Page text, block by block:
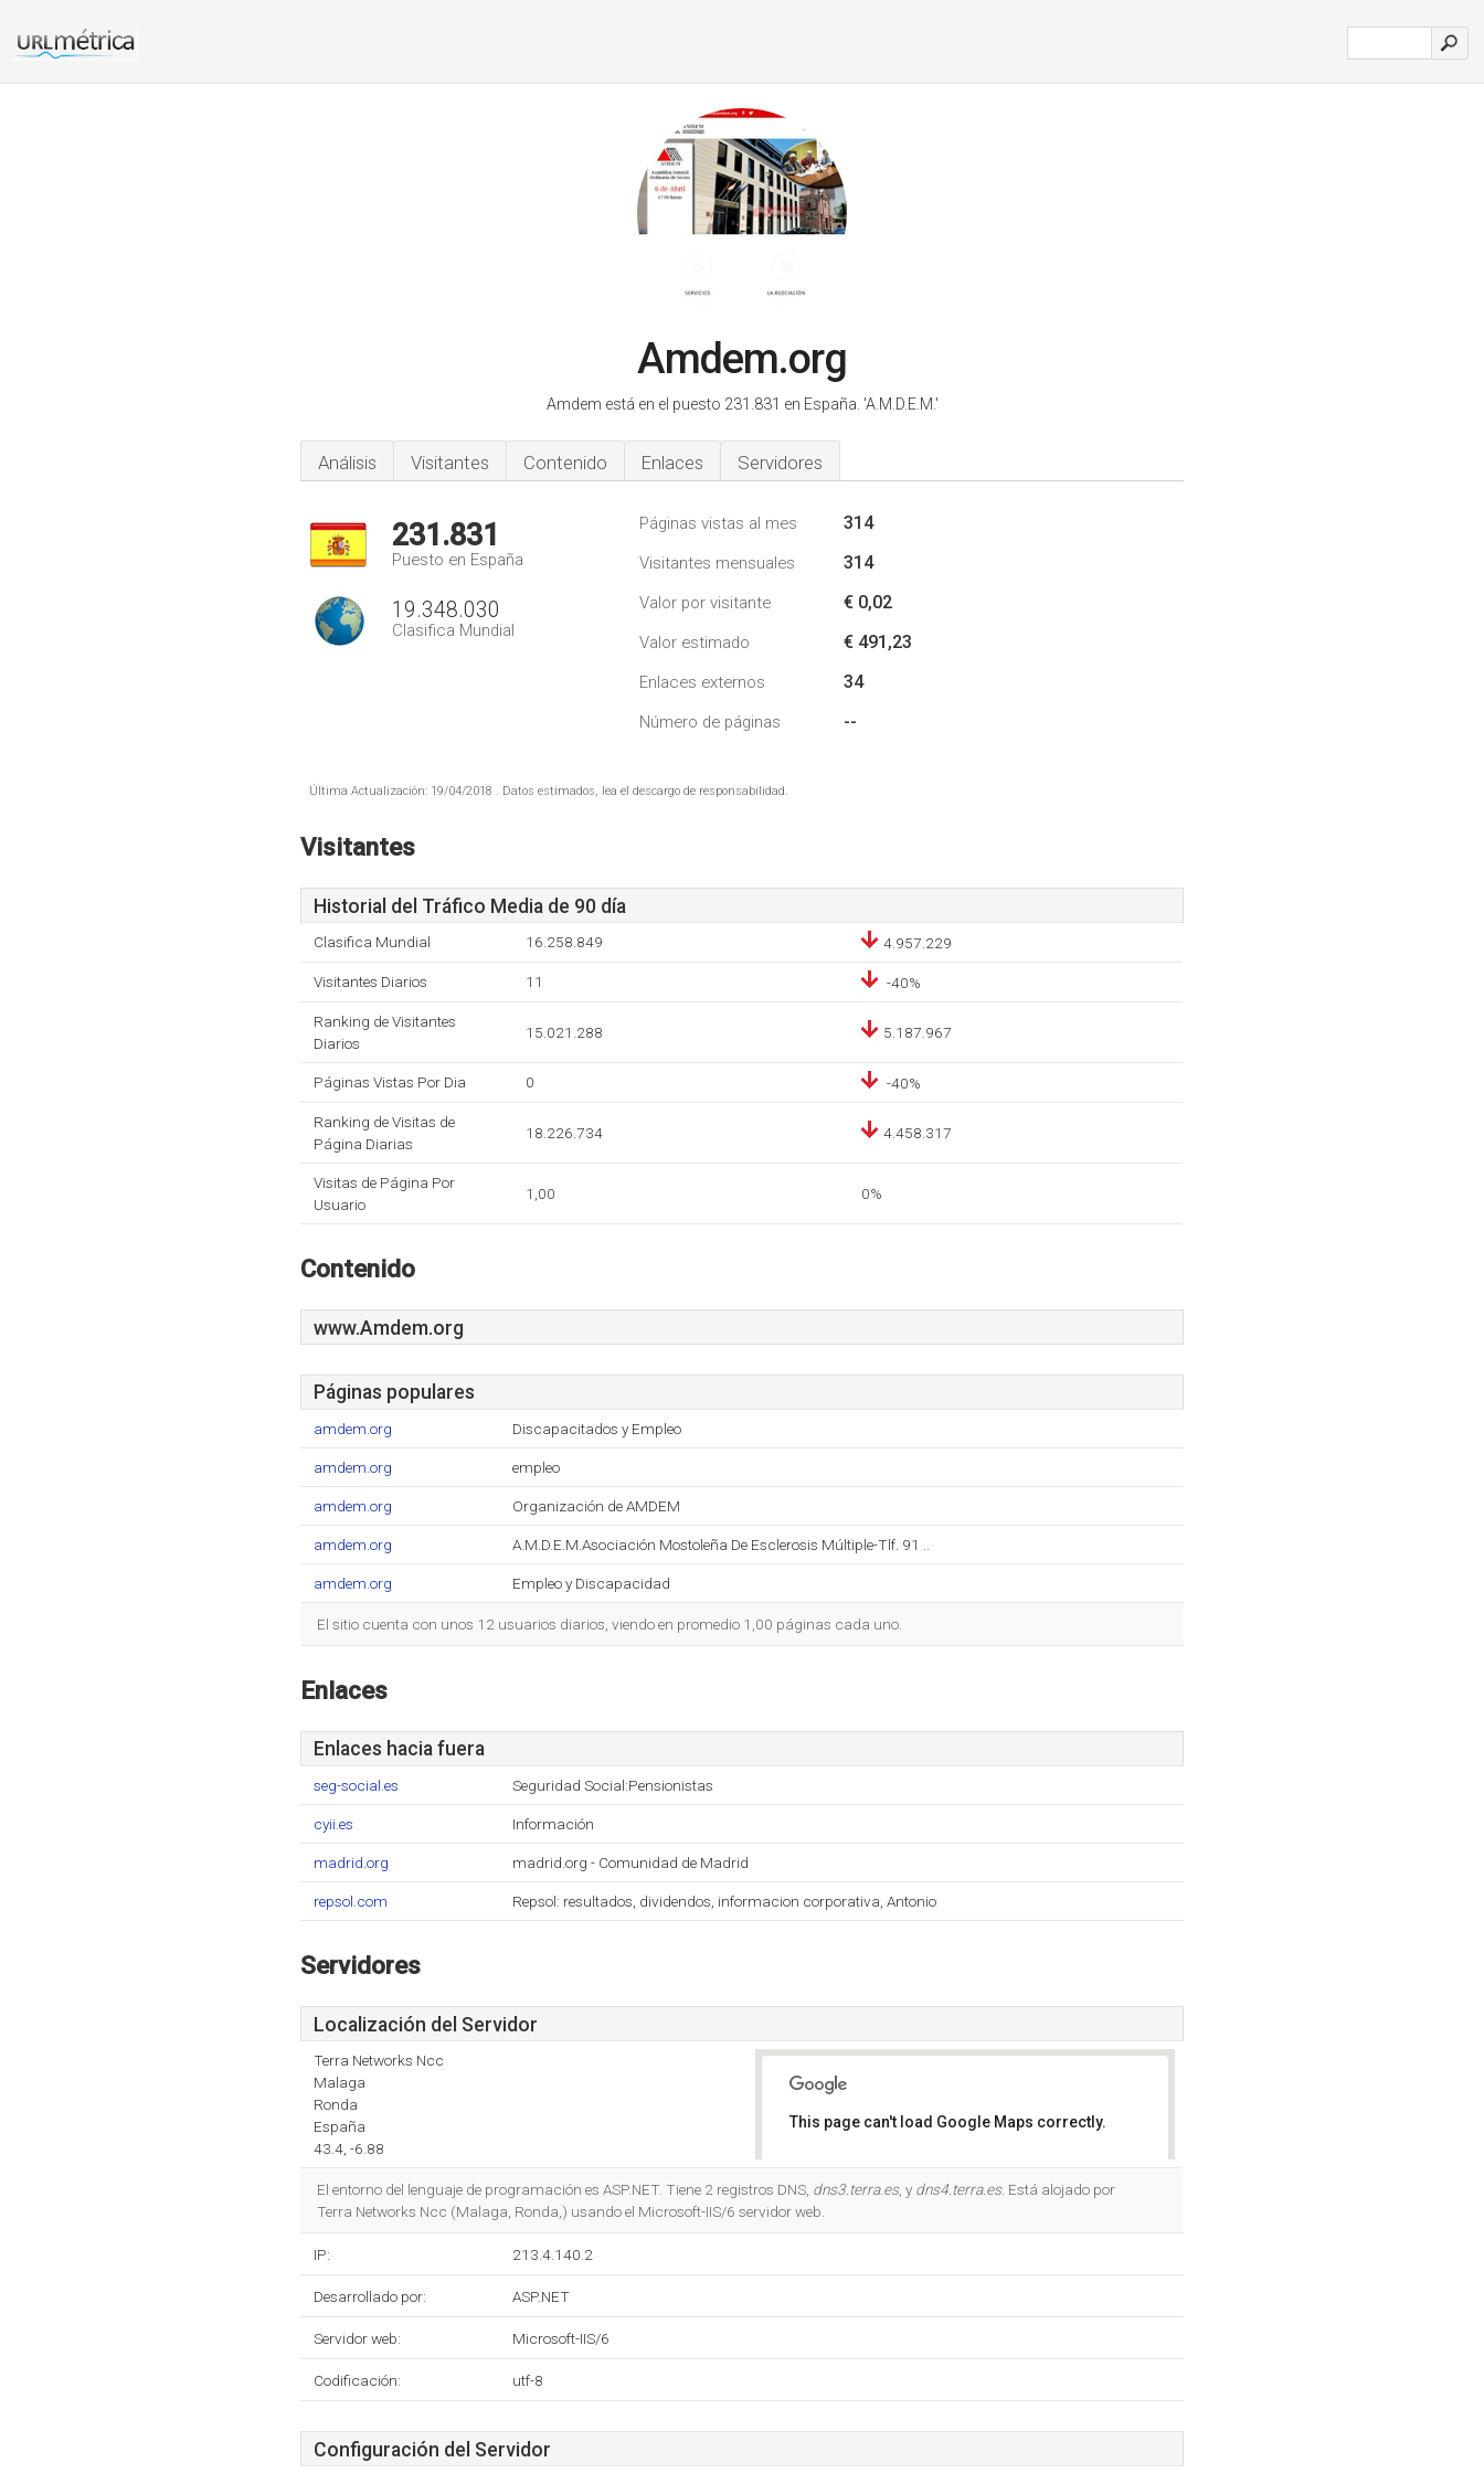
Amdem.org
Amdem está en el puesto 231.831 en España. 'A.M.D.E.M.'
Análisis Visitantes Contenido Enlaces Servidores
231.831
Puesto en España
19.348.030
Clasifica Mundial
Páginas vistas al mes 314
Visitantes mensuales 314
Valor por visitante € 0,02
Valor estimado € 491,23
Enlaces externos 34
Número de páginas --
Última Actualización: 19/04/2018 . Datos estimados, lea el descargo de responsabilidad.
Visitantes
Historial del Tráfico Media de 90 día
Clasifica Mundial 16.258.849 4.957.229
Visitantes Diarios 11 -40%
Ranking de Visitantes
Diarios
15.021.288 5.187.967
Páginas Vistas Por Dia 0 -40%
Ranking de Visitas de
Página Diarias
18.226.734 4.458.317
Visitas de Página Por
Usuario
1,00 0%
Contenido
www.Amdem.org
Páginas populares
amdem.org Discapacitados y Empleo
amdem.org empleo
amdem.org Organización de AMDEM
amdem.org A.M.D.E.M.Asociación Mostoleña De Esclerosis Múltiple-Tlf. 91 ..
amdem.org Empleo y Discapacidad
El sitio cuenta con unos 12 usuarios diarios, viendo en promedio 1,00 páginas cada uno.
Enlaces
Enlaces hacia fuera
seg-social.es Seguridad Social:Pensionistas
cyii.es Información
madrid.org madrid.org - Comunidad de Madrid
repsol.com Repsol: resultados, dividendos, informacion corporativa, Antonio
Servidores
Localización del Servidor
Terra Networks Ncc
Malaga
Ronda
España
43.4, -6.88
This page can't load Google Maps correctly.
El entorno del lenguaje de programación es ASP.NET. Tiene 2 registros DNS, dns3.terra.es, y dns4.terra.es. Está alojado por
Terra Networks Ncc (Malaga, Ronda,) usando el Microsoft-IIS/6 servidor web.
IP: 213.4.140.2
Desarrollado por: ASP.NET
Servidor web: Microsoft-IIS/6
Codificación: utf-8
Configuración del Servidor